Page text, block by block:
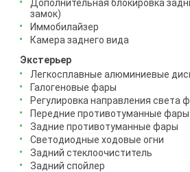
Дополнительная блокировка
замок)
Иммобилайзер
Камера заднего вида
Экстерьер
Легкосплавные алюминиевые
Галогеновые фары
Регулировка направления света
Передние противотуманные фары
Задние противотуманные фары
Светодиодные ходовые огни
Задний стеклоочиститель
Задний спойлер